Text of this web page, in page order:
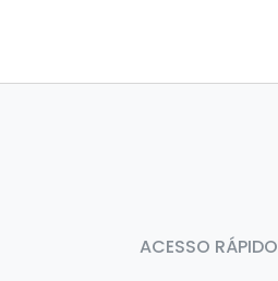
ACESSO RÁPIDO